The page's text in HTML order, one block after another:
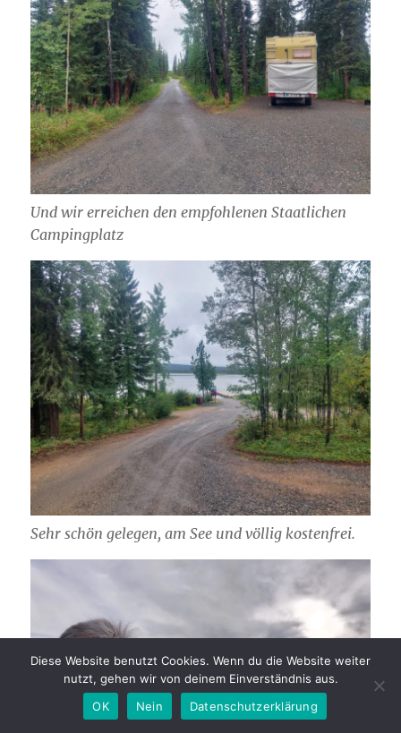
Und wir erreichen den empfohlenen Staatlichen
Campingplatz
Sehr schön gelegen, am See und völlig kostenfrei.
Diese Website benutzt Cookies. Wenn du die Website weiter
nutzt, gehen wir von deinem Einverständnis aus.
OK
Nein Datenschutzerklärung